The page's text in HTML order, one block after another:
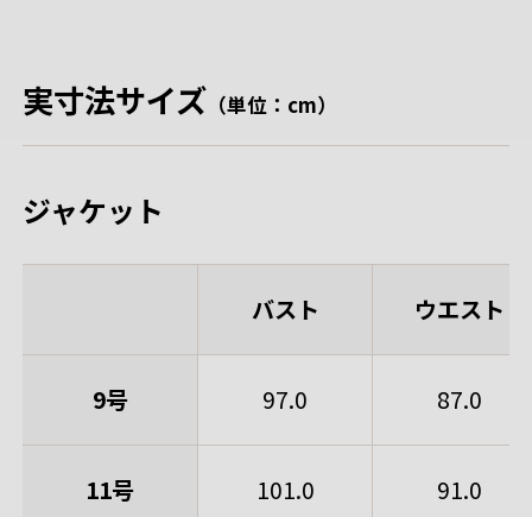
実寸法サイズ （単位：cm）
ジャケット
バスト ウエスト
9号 97.0 87.0
11号 101.0 91.0